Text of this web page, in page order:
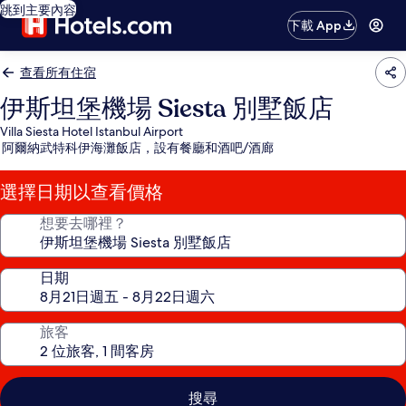
跳到主要內容
下載 App
查看所有住宿
伊斯坦堡機場 Siesta 別墅飯店
Villa Siesta Hotel Istanbul Airport
阿爾納武特科伊海灘飯店，設有餐廳和酒吧/酒廊
選擇日期以查看價格
想要去哪裡？
日期
旅客
搜尋